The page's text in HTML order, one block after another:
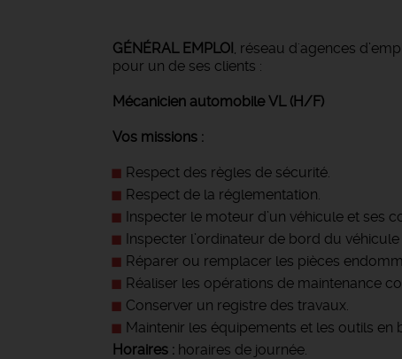
GÉNÉRAL EMPLOI , réseau d'agences
pour un de ses clients :
Mécanicien automobile VL (H/F)
Vos missions :
Respect des règles de sécurité.
Respect de la réglementation.
Inspecter le moteur d’un véhicule et ses
Inspecter l’ordinateur de bord du
Réparer ou remplacer les pièces
Réaliser les opérations de maintenance
Conserver un registre des travaux.
Maintenir les équipements et les outils en
Horaires : horaires de journée.